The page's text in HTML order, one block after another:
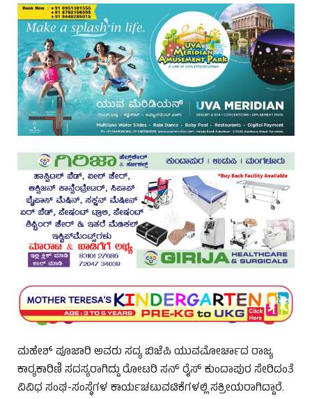
ಮಹೇಶ್ ಪೂಜಾರಿ ಅವರು ಸದ್ಯ ಬಿಜೆಪಿ ಯುವಮೋರ್ಚಾದ ರಾಜ್ಯ
ಕಾರ‍್ಯಕಾರಿಣಿ ಸದಸ್ಯರಾಗಿದ್ದು ರೋಟರಿ ಸನ್ ರೈಸ್ ಕುಂದಾಪುರ ಸೇರಿದಂತೆ
ವಿವಿಧ ಸಂಘ-ಸಂಸ್ಥೆಗಳ ಕಾರ್ಯಚಟುವಟಿಕೆಗಳಲ್ಲಿ ಸಕ್ರೀಯರಾಗಿದ್ದಾರೆ.